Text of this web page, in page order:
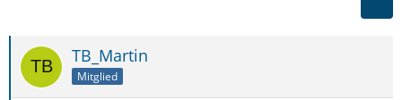
TB_Martin
Mitglied